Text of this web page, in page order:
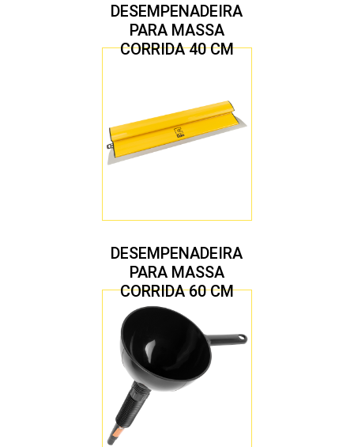
DESEMPENADEIRA
PARA MASSA
CORRIDA 40 CM
DESEMPENADEIRA
PARA MASSA
CORRIDA 60 CM